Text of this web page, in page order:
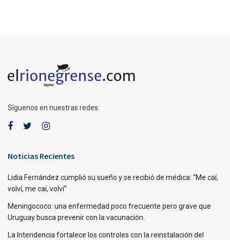
Síguenos en nuestras redes:
Noticias Recientes
Lidia Fernández cumplió su sueño y se recibió de médica: “Me caí,
volví, me caí, volví”
Meningococo: una enfermedad poco frecuente pero grave que
Uruguay busca prevenir con la vacunación.
La Intendencia fortalece los controles con la reinstalación del